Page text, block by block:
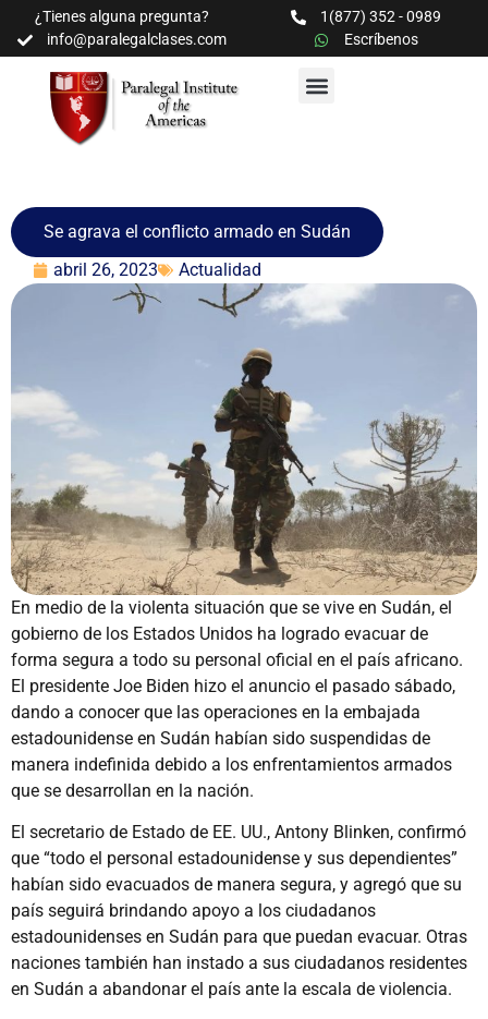
¿Tienes alguna pregunta?
1(877) 352 - 0989
info@paralegalclases.com
Escríbenos
Se agrava el conflicto armado en Sudán
abril 26, 2023
Actualidad
En medio de la violenta situación que se vive en Sudán, el
gobierno de los Estados Unidos ha logrado evacuar de
forma segura a todo su personal oficial en el país africano.
El presidente Joe Biden hizo el anuncio el pasado sábado,
dando a conocer que las operaciones en la embajada
estadounidense en Sudán habían sido suspendidas de
manera indefinida debido a los enfrentamientos armados
que se desarrollan en la nación.
El secretario de Estado de EE. UU., Antony Blinken, confirmó
que “todo el personal estadounidense y sus dependientes”
habían sido evacuados de manera segura, y agregó que su
país seguirá brindando apoyo a los ciudadanos
estadounidenses en Sudán para que puedan evacuar. Otras
naciones también han instado a sus ciudadanos residentes
en Sudán a abandonar el país ante la escala de violencia.